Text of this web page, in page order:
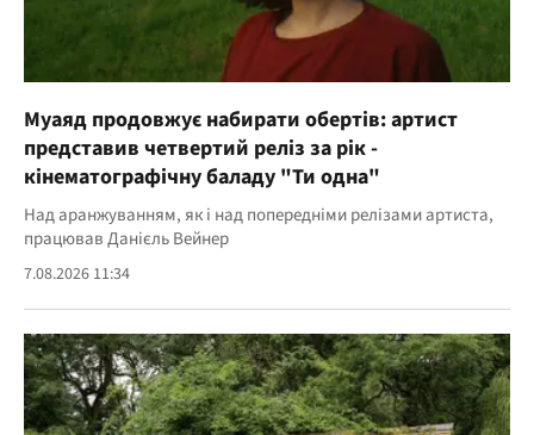
Муаяд продовжує набирати обертів: артист
представив четвертий реліз за рік -
кінематографічну баладу "Ти одна"
Над аранжуванням, як і над попередніми релізами артиста,
працював Данієль Вейнер
7.08.2026 11:34